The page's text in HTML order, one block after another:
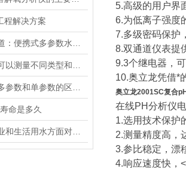
程解决方案
命是多久
5.高级的用户界
6.为低离子强度
7.多级密码保护
8.双通道仪表提
9.3个继电器，
10.奥立龙凭借*
奥立龙2001SC复合
在线PH分析仪
1.选用技术保护
2.测量精度高，
3.参比稳定，漂
4.响应速度快，